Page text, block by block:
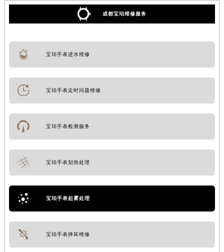
成都宝珀维修服务
宝珀手表进水维修
宝珀手表走时问题维修
宝珀手表检测服务
宝珀手表划痕处理
宝珀手表起雾处理
宝珀手表摔坏维修